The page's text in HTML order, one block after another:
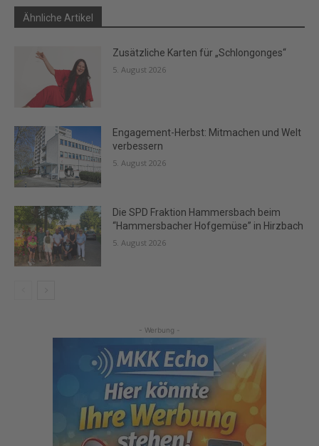
Ähnliche Artikel
Zusätzliche Karten für „Schlongonges“
5. August 2026
Engagement-Herbst: Mitmachen und Welt
verbessern
5. August 2026
Die SPD Fraktion Hammersbach beim
“Hammersbacher Hofgemüse” in Hirzbach
5. August 2026
- Werbung -